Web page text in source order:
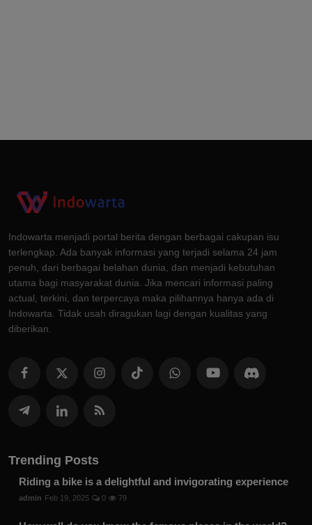
Indowarta menjadi portal berita dengan berbagai cakupan isu
terlengkap. Ada banyak informasi yang terjadi selama 24 jam
penuh, dari berbagai belahan dunia, dan menjadi kebutuhan
utama bagi masyarakat dunia. Jika mencari informasi paling
actual, terkini, dan terpercaya maka pilihannya hanya ada di
Indowarta. Tidak usah diragukan lagi dengan kualitas yang
diberikan.
Trending Posts
Riding a bike is a delightful and invigorating experience
admin Feb 19, 2025 0 79